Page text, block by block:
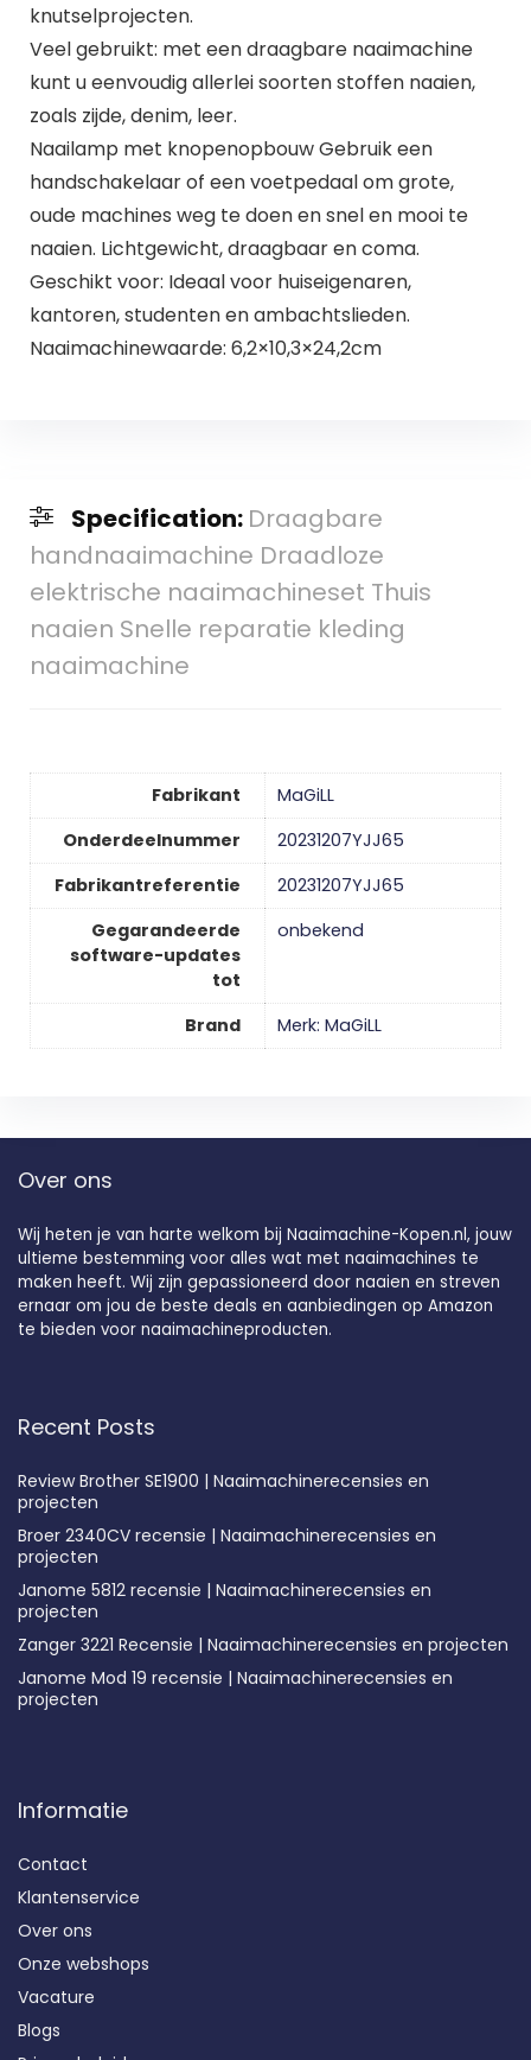
knutselprojecten.
Veel gebruikt: met een draagbare naaimachine
kunt u eenvoudig allerlei soorten stoffen naaien,
zoals zijde, denim, leer.
Naailamp met knopenopbouw Gebruik een
handschakelaar of een voetpedaal om grote,
oude machines weg te doen en snel en mooi te
naaien. Lichtgewicht, draagbaar en coma.
Geschikt voor: Ideaal voor huiseigenaren,
kantoren, studenten en ambachtslieden.
Naaimachinewaarde: 6,2×10,3×24,2cm
Specification: Draagbare
handnaaimachine Draadloze
elektrische naaimachineset Thuis
naaien Snelle reparatie kleding
naaimachine
Fabrikant
‎MaGiLL
Onderdeelnummer
‎20231207YJJ65
Fabrikantreferentie
‎20231207YJJ65
Gegarandeerde
software-updates
tot
‎onbekend
Brand Merk: MaGiLL
Over ons
Wij heten je van harte welkom bij Naaimachine-Kopen.nl, jouw
ultieme bestemming voor alles wat met naaimachines te
maken heeft. Wij zijn gepassioneerd door naaien en streven
ernaar om jou de beste deals en aanbiedingen op Amazon
te bieden voor naaimachineproducten.
Recent Posts
Review Brother SE1900 | Naaimachinerecensies en
projecten
Broer 2340CV recensie | Naaimachinerecensies en
projecten
Janome 5812 recensie | Naaimachinerecensies en
projecten
Zanger 3221 Recensie | Naaimachinerecensies en projecten
Janome Mod 19 recensie | Naaimachinerecensies en
projecten
Informatie
Contact
Klantenservice
Over ons
Onze webshops
Vacature
Blogs